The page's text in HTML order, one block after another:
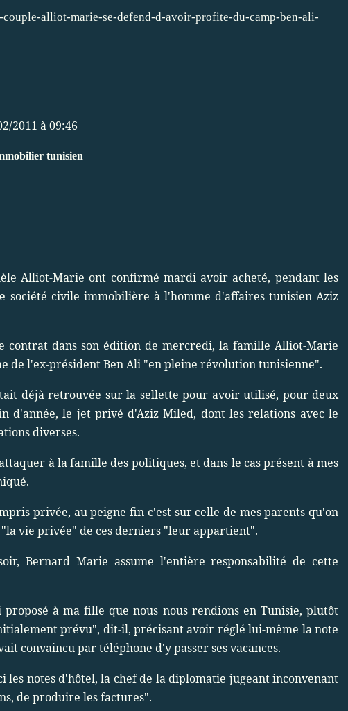
alliot-marie-se-defend-d-avoir-profite-du-camp-ben-ali-
2011 à 09:46
tunisien
Alliot-Marie ont confirmé mardi avoir acheté, pendant les
société civile immobilière à l'homme d'affaires tunisien Aziz
contrat dans son édition de mercredi, la famille Alliot-Marie
de l'ex-président Ben Ali "en pleine révolution tunisienne".
déjà retrouvée sur la sellette pour avoir utilisé, pour deux
d'année, le jet privé d'Aziz Miled, dont les relations avec le
diverses.
à la famille des politiques, et dans le cas présent à mes
privée, au peigne fin c'est sur celle de mes parents qu'on
vie privée" de ces derniers "leur appartient".
Bernard Marie assume l'entière responsabilité de cette
proposé à ma fille que nous nous rendions en Tunisie, plutôt
prévu", dit-il, précisant avoir réglé lui-même la note
convaincu par téléphone d'y passer ses vacances.
les notes d'hôtel, la chef de la diplomatie jugeant inconvenant
de produire les factures".